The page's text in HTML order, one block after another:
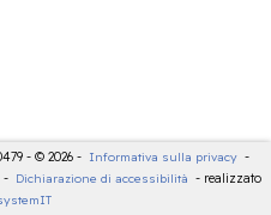
- © 2026 - Informativa sulla privacy -
- Dichiarazione di accessibilità - realizzato